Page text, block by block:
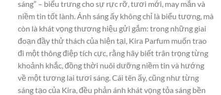
sáng” – biểu trưng cho sự rực rỡ, tươi mới, may mắn và
niềm tin tốt lành. Ánh sáng ấy không chỉ là biểu tượng, mà
còn là khát vọng thương hiệu gửi gắm: trong những giai
đoạn đầy thử thách của hiện tại, Kira Parfum muốn trao
đi một thông điệp tích cực, rằng hãy biết trân trọng từng
khoảnh khắc, đồng thời nuôi dưỡng niềm tin và hướng
về một tương lai tươi sáng. Cái tên ấy, cũng như từng
sáng tạo của Kira, đều phản ánh khát vọng tỏa sáng bền